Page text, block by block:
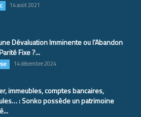
14 août 2021
Dévaluation Imminente ou l’Abandon
Fixe ?...
14 décembre 2024
immeubles, comptes bancaires,
: Sonko possède un patrimoine